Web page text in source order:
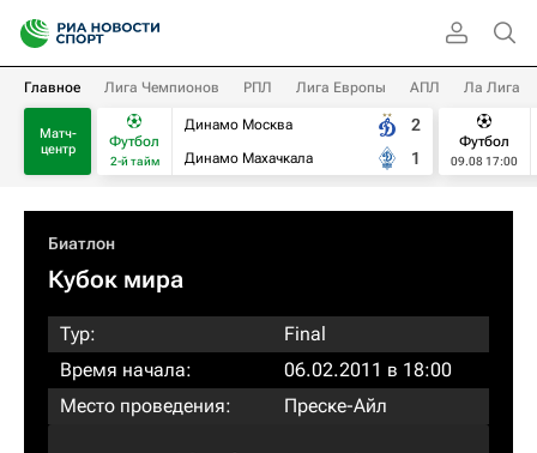
Главное Лига Чемпионов РПЛ Лига Европы АПЛ Ла Лига
Матч-
центр
Футбол
2-й тайм
Динамо Москва
Динамо Махачкала
2
1
Футбол
09.08 17:00
Биатлон
Кубок мира
Тур:
Final
Время начала:
06.02.2011 в 18:00
Место проведения:
Преске-Айл